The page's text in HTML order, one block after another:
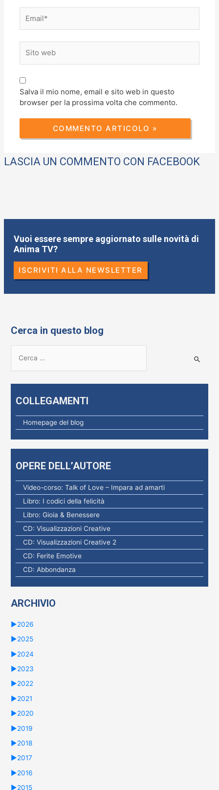
web
Salva il mio nome, email e sito web in questo
browser per la prossima volta che commento.
LASCIA UN COMMENTO CON FACEBOOK
Vuoi essere sempre aggiornato sulle novità di
Anima TV?
ISCRIVITI ALLA NEWSLETTER
Cerca in questo blog
COLLEGAMENTI
Homepage del blog
OPERE DELL’AUTORE
Video-corso: Talk of Love – Impara ad amarti
Libro: I codici della felicità
Libro: Gioia & Benessere
CD: Visualizzazioni Creative
CD: Visualizzazioni Creative 2
CD: Ferite Emotive
CD: Abbondanza
ARCHIVIO
►2026
►2025
►2024
►2023
►2022
►2021
►2020
►2019
►2018
►2017
►2016
►2015